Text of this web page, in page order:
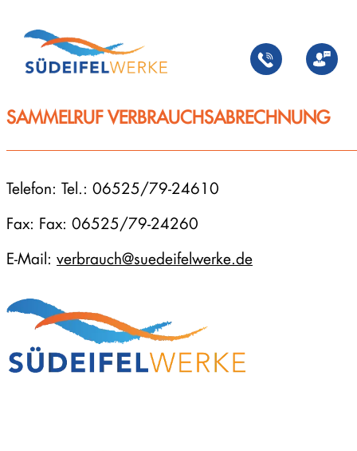
Inhalt
springen
SAMMELRUF VERBRAUCHSABRECHNUNG
Telefon: Tel.: 06525/79-24610
Fax: Fax: 06525/79-24260
E-Mail: verbrauch@suedeifelwerke.de